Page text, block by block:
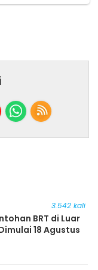
3.542 kali
BRT di Luar
18 Agustus